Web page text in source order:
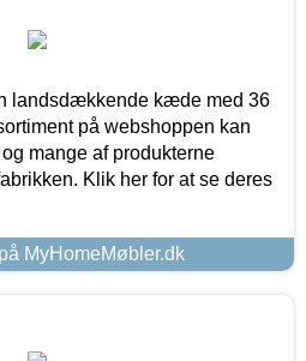
landsdækkende kæde med 36
på webshoppen kan
mange af produkterne
Klik her for at se deres
MyHomeMøbler.dk